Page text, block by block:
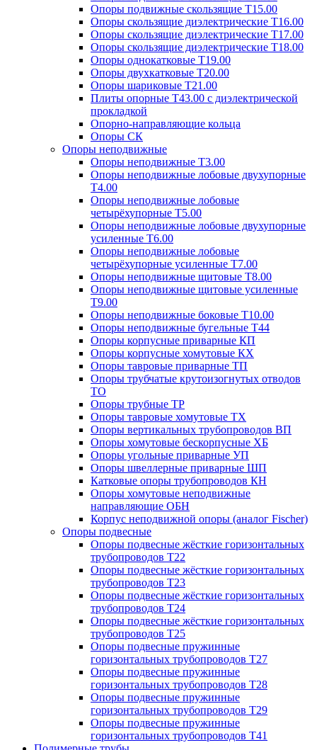
Опоры подвижные скользящие Т15.00
Опоры скользящие диэлектрические Т16.00
Опоры скользящие диэлектрические Т17.00
Опоры скользящие диэлектрические Т18.00
Опоры однокатковые Т19.00
Опоры двухкатковые Т20.00
Опоры шариковые Т21.00
Плиты опорные Т43.00 с диэлектрической
прокладкой
Опорно-направляющие кольца
Опоры СК
Опоры неподвижные
Опоры неподвижные Т3.00
Опоры неподвижные лобовые двухупорные
Т4.00
Опоры неподвижные лобовые
четырёхупорные Т5.00
Опоры неподвижные лобовые двухупорные
усиленные Т6.00
Опоры неподвижные лобовые
четырёхупорные усиленные Т7.00
Опоры неподвижные щитовые Т8.00
Опоры неподвижные щитовые усиленные
Т9.00
Опоры неподвижные боковые Т10.00
Опоры неподвижные бугельные Т44
Опоры корпусные приварные КП
Опоры корпусные хомутовые КХ
Опоры тавровые приварные ТП
Опоры трубчатые крутоизогнутых отводов
ТО
Опоры трубные ТР
Опоры тавровые хомутовые ТХ
Опоры вертикальных трубопроводов ВП
Опоры хомутовые бескорпусные ХБ
Опоры угольные приварные УП
Опоры швеллерные приварные ШП
Катковые опоры трубопроводов КН
Опоры хомутовые неподвижные
направляющие ОБН
Корпус неподвижной опоры (аналог Fischer)
Опоры подвесные
Опоры подвесные жёсткие горизонтальных
трубопроводов Т22
Опоры подвесные жёсткие горизонтальных
трубопроводов Т23
Опоры подвесные жёсткие горизонтальных
трубопроводов Т24
Опоры подвесные жёсткие горизонтальных
трубопроводов Т25
Опоры подвесные пружинные
горизонтальных трубопроводов Т27
Опоры подвесные пружинные
горизонтальных трубопроводов Т28
Опоры подвесные пружинные
горизонтальных трубопроводов Т29
Опоры подвесные пружинные
горизонтальных трубопроводов Т41